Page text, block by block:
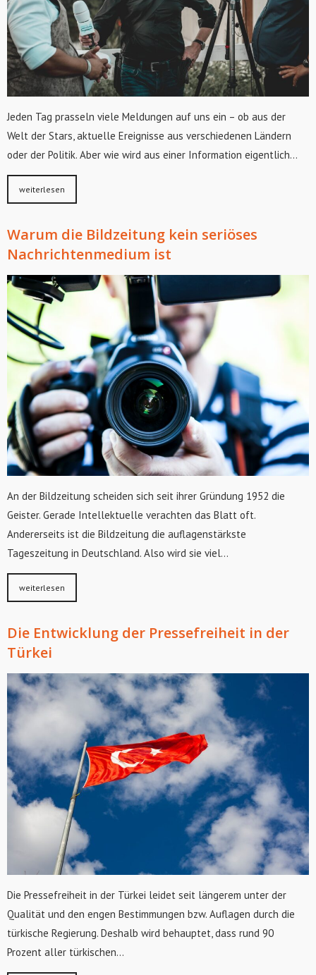
Jeden Tag prasseln viele Meldungen auf uns ein – ob aus der
Welt der Stars, aktuelle Ereignisse aus verschiedenen Ländern
oder der Politik. Aber wie wird aus einer Information eigentlich…
weiterlesen
Warum die Bildzeitung kein seriöses
Nachrichtenmedium ist
An der Bildzeitung scheiden sich seit ihrer Gründung 1952 die
Geister. Gerade Intellektuelle verachten das Blatt oft.
Andererseits ist die Bildzeitung die auflagenstärkste
Tageszeitung in Deutschland. Also wird sie viel…
weiterlesen
Die Entwicklung der Pressefreiheit in der
Türkei
Die Pressefreiheit in der Türkei leidet seit längerem unter der
Qualität und den engen Bestimmungen bzw. Auflagen durch die
türkische Regierung. Deshalb wird behauptet, dass rund 90
Prozent aller türkischen…